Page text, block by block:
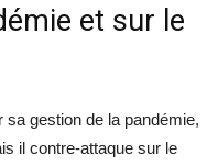
et sur le
gestion de la pandémie,
il contre-attaque sur le